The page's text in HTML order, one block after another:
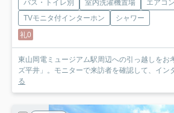
バス・トイレ別 室内洗濯機置場 エアコン
TVモニタ付インターホン
シャワー
礼0
東山岡電ミュージアム駅周辺への引っ越しをお
ズ平井」。モニターで来訪者を確認して、イン
る